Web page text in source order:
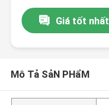
Giá tốt nhất
Mô Tả SảN PHẩM